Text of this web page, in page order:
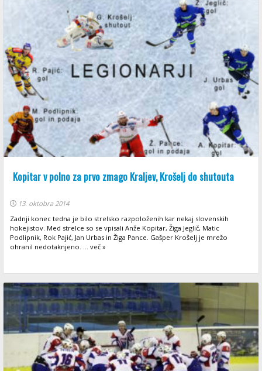
Kopitar v polno za prvo zmago Kraljev, Krošelj do shutouta
13. oktobra 2014
Zadnji konec tedna je bilo strelsko razpoloženih kar nekaj slovenskih
hokejistov. Med strelce so se vpisali Anže Kopitar, Žiga Jeglič, Matic
Podlipnik, Rok Pajić, Jan Urbas in Žiga Pance. Gašper Krošelj je mrežo
ohranil nedotaknjeno. ... več »